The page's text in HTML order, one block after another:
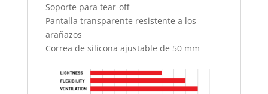
Soporte para tear-off
Pantalla transparente resistente a los
arañazos
Correa de silicona ajustable de 50 mm